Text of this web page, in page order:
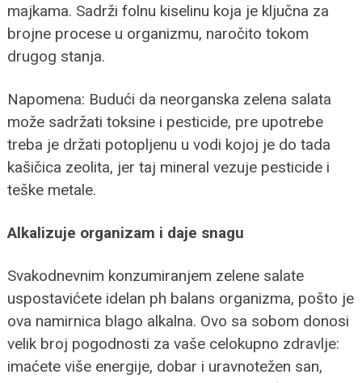
majkama. Sadrži folnu kiselinu koja je ključna za
brojne procese u organizmu, naročito tokom
drugog stanja.
Napomena: Budući da neorganska zelena salata
može sadržati toksine i pesticide, pre upotrebe
treba je držati potopljenu u vodi kojoj je do tada
kašičica zeolita, jer taj mineral vezuje pesticide i
teške metale.
Alkalizuje organizam i daje snagu
Svakodnevnim konzumiranjem zelene salate
uspostavićete idelan ph balans organizma, pošto je
ova namirnica blago alkalna. Ovo sa sobom donosi
velik broj pogodnosti za vaše celokupno zdravlje:
imaćete više energije, dobar i uravnotežen san,